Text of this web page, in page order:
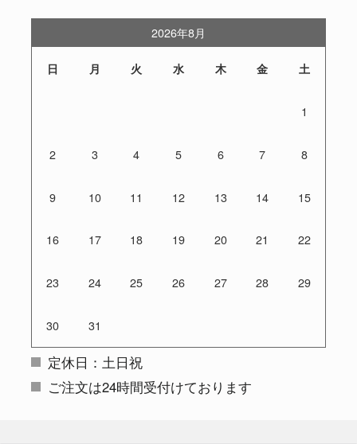
2026年8月
日 月 火 水 木 金 土
1
2 3 4 5 6 7 8
9 10 11 12 13 14 15
16 17 18 19 20 21 22
23 24 25 26 27 28 29
30 31
定休日：土日祝
ご注文は24時間受付けております